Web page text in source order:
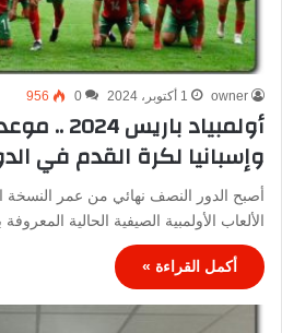
owner 1 أكتوبر، 2024 0
956
أولمبياد
وإسبانيا لكرة القدم في
أصبح الدور النصف نهائي من عمر النسخة
الألعاب الأولمبية الصيفية الحالية المعروفة
أكمل القراءة »